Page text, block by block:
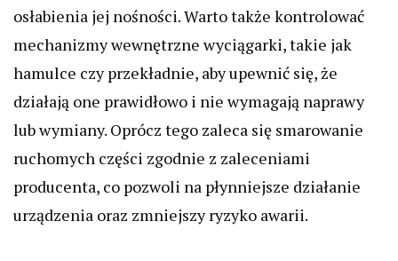
osłabienia jej nośności. Warto także kontrolować
mechanizmy wewnętrzne wyciągarki, takie jak
hamulce czy przekładnie, aby upewnić się, że
działają one prawidłowo i nie wymagają naprawy
lub wymiany. Oprócz tego zaleca się smarowanie
ruchomych części zgodnie z zaleceniami
producenta, co pozwoli na płynniejsze działanie
urządzenia oraz zmniejszy ryzyko awarii.